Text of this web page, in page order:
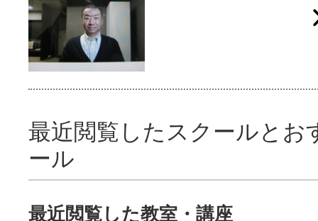
最近閲覧したスクールとお
ール
最近閲覧した教室・講座